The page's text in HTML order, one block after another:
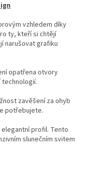
vzhledem díky
ty, kteří si chtějí
narušovat grafiku
opatřena otvory
technologií.
zavěšení za ohyb
potřebujete.
profil. Tento
slunečním svitem